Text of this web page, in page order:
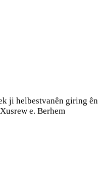
ji helbestvanên giring ên
e. Berhem